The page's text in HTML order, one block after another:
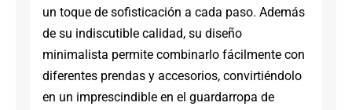
un toque de sofisticación a cada paso. Además
de su indiscutible calidad, su diseño
minimalista permite combinarlo fácilmente con
diferentes prendas y accesorios, convirtiéndolo
en un imprescindible en el guardarropa de